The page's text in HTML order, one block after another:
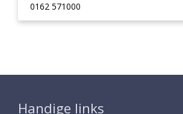
0162 571000
Handige links